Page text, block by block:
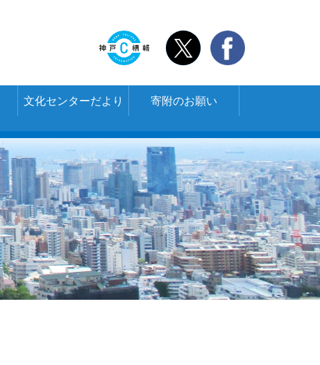
文化センターだより 寄附のお願い